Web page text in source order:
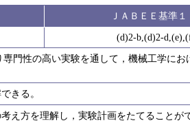
ＪＡＢＥＥ基準１
(d)2-b,(d)2-
門性の高い実験を通して，機械工学にお
きる。
え方を理解し，実験計画をたてることが